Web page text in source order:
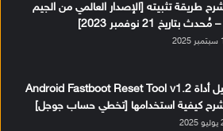
طريقة تثبيته [الإصدار العالمي من الجيم
بتاريخ 21 نوفمبر 2023]
تحميل أداة Android Fastboot Reset Tool v1.2
كيفية استخدامها [تخطي حساب جوجل]